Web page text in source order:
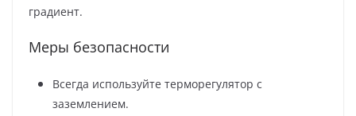
градиент.
Меры безопасности
Всегда используйте терморегулятор с
заземлением.